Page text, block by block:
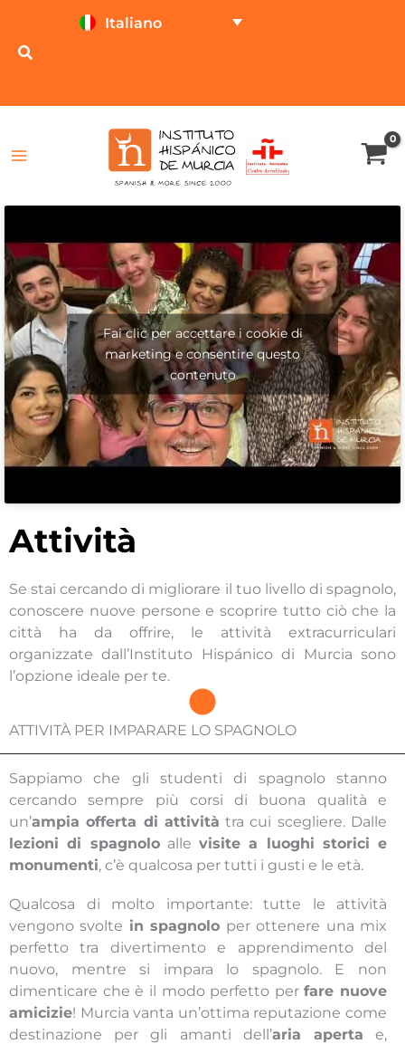
contenuto
Italiano
Fai clic per accettare i cookie di
marketing e consentire questo
contenuto
Attività
Se stai cercando di migliorare il tuo livello di spagnolo,
conoscere nuove persone e scoprire tutto ciò che la
città ha da offrire, le attività extracurriculari
organizzate dall’Instituto Hispánico di Murcia sono
l’opzione ideale per te.
ATTIVITÀ PER IMPARARE LO SPAGNOLO
Sappiamo che gli studenti di spagnolo stanno
cercando sempre più corsi di buona qualità e
un’ampia offerta di attività tra cui scegliere. Dalle
lezioni di spagnoloalle visite a luoghi storici e
monumenti, c’è qualcosa per tutti i gusti e le età.
Qualcosa di molto importante: tutte le attività
vengono svolte in spagnolo per ottenere una mix
perfetto tra divertimento e apprendimento del
nuovo, mentre si impara lo spagnolo. E non
dimenticare che è il modo perfetto perfare nuove
amicizie! Murcia vanta un’ottima reputazione come
destinazione per gli amanti dell’aria aperta e,